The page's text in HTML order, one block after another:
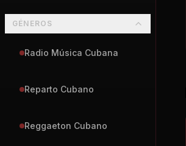
GÉNEROS
Radio Música Cubana
Reparto Cubano
Reggaeton Cubano